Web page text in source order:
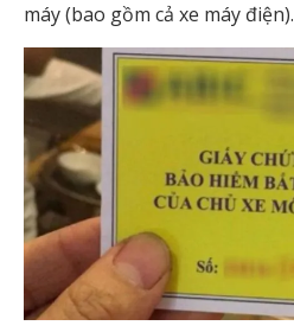
máy (bao gồm cả xe máy điện).